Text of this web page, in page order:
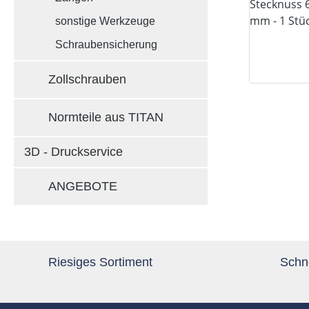
sonstige Werkzeuge
Schraubensicherung
Zollschrauben
Normteile aus TITAN
3D - Druckservice
ANGEBOTE
Riesiges Sortiment